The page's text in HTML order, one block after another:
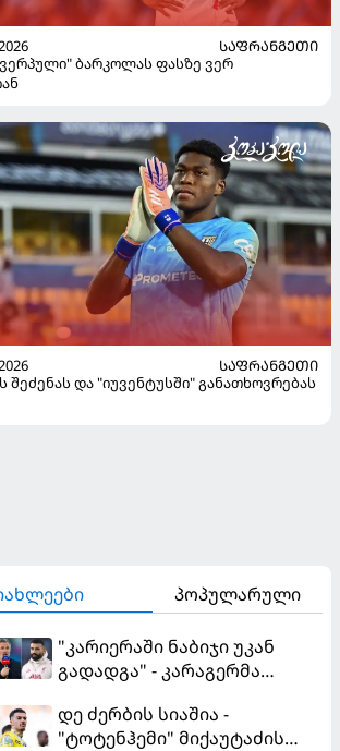
ᲡᲐᲤᲠᲐᲜᲒᲔᲗᲘ
ბარკოლას ფასზე ვერ
ᲡᲐᲤᲠᲐᲜᲒᲔᲗᲘ
შეძენას და "იუვენტუსში" განათხოვრებას
პოპულარული
"კარიერაში ნაბიჯი უკან
გადადგა" - კარაგერმა
დე ძერბის სიაშია -
"ტოტენჰემი" მიქაუტაძის